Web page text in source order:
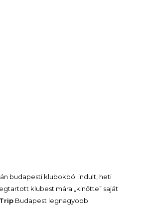
budapesti klubokból indult, heti
klubest mára „kinőtte” saját
Budapest legnagyobb